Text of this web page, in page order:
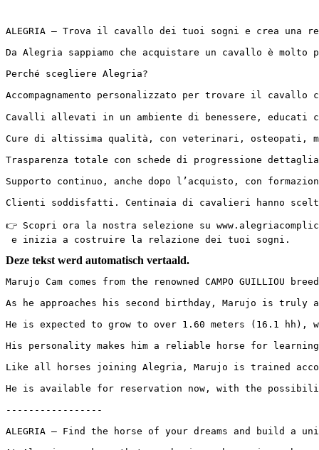
ALEGRIA – Trova il cavallo dei tuoi sogni e crea
Da Alegria sappiamo che acquistare un cavallo è
Perché scegliere Alegria?
Accompagnamento personalizzato per trovare il
Cavalli allevati in un ambiente di benessere, educati
Cure di altissima qualità, con veterinari, osteopati,
Trasparenza totale con schede di progressione
Supporto continuo, anche dopo l’acquisto, con
Clienti soddisfatti. Centinaia di cavalieri hanno
👉 Scopri ora la nostra selezione su
e inizia a costruire la relazione dei tuoi sogni.
Deze tekst werd automatisch vertaald.
Marujo Cam comes from the renowned CAMPO
As he approaches his second birthday, Marujo is truly
He is expected to grow to over 1.60 meters (16.1 hh),
His personality makes him a reliable horse for
Like all horses joining Alegria, Marujo is trained
He is available for reservation now, with the
-----------------
ALEGRIA – Find the horse of your dreams and build a